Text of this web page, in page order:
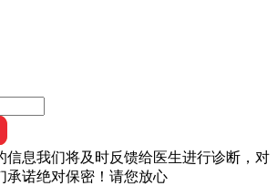
信息我们将及时反馈给医生进行诊断，对
承诺绝对保密！请您放心